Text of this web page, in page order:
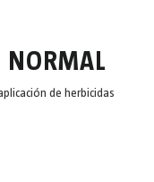
NORMAL
de herbicidas